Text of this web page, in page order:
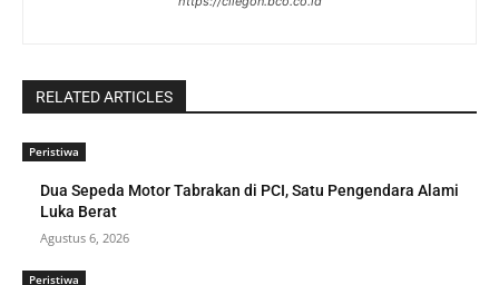
RELATED ARTICLES
Peristiwa
Dua Sepeda Motor Tabrakan di PCI, Satu Pengendara Alami
Luka Berat
Agustus 6, 2026
Peristiwa